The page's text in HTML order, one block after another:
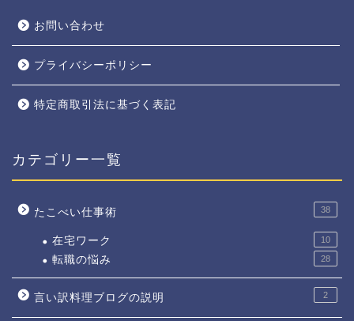
お問い合わせ
プライバシーポリシー
特定商取引法に基づく表記
カテゴリー一覧
たこべい仕事術 38
在宅ワーク 10
転職の悩み 28
言い訳料理ブログの説明 2